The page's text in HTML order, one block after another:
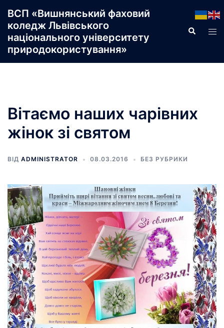
до
вмісту
ВСП «Вишнянський фаховий
коледж Львівського
національного університету
природокористування»
Пошук
Вітаємо наших чарівних
жінок зі святом
ВІД ADMINISTRATOR 08.03.2016 БЕЗ РУБРИКИ